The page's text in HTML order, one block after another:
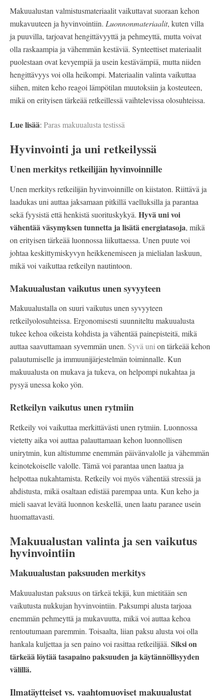
Makuualustan valmistusmateriaalit vaikuttavat suoraan kehon
mukavuuteen ja hyvinvointiin. Luonnonmateriaalit, kuten villa
ja puuvilla, tarjoavat hengittävyyttä ja pehmeyttä, mutta voivat
olla raskaampia ja vähemmän kestäviä. Synteettiset materiaalit
puolestaan ovat kevyempiä ja usein kestävämpiä, mutta niiden
hengittävyys voi olla heikompi. Materiaalin valinta vaikuttaa
siihen, miten keho reagoi lämpötilan muutoksiin ja kosteuteen,
mikä on erityisen tärkeää retkeillessä vaihtelevissa olosuhteissa.
Lue lisää: Paras makuualusta testissä
Hyvinvointi ja uni retkeilyssä
Unen merkitys retkeilijän hyvinvoinnille
Unen merkitys retkeilijän hyvinvoinnille on kiistaton. Riittävä ja
laadukas uni auttaa jaksamaan pitkillä vaelluksilla ja parantaa
sekä fyysistä että henkistä suorituskykyä. Hyvä uni voi
vähentää väsymyksen tunnetta ja lisätä energiatasoja, mikä
on erityisen tärkeää luonnossa liikuttaessa. Unen puute voi
johtaa keskittymiskyvyn heikkenemiseen ja mielialan laskuun,
mikä voi vaikuttaa retkeilyn nautintoon.
Makuualustan vaikutus unen syvyyteen
Makuualustalla on suuri vaikutus unen syvyyteen
retkeilyolosuhteissa. Ergonomisesti suunniteltu makuualusta
tukee kehoa oikeista kohdista ja vähentää painepisteitä, mikä
auttaa saavuttamaan syvemmän unen. Syvä union tärkeää kehon
palautumiselle ja immuunijärjestelmän toiminnalle. Kun
makuualusta on mukava ja tukeva, on helpompi nukahtaa ja
pysyä unessa koko yön.
Retkeilyn vaikutus unen rytmiin
Retkeily voi vaikuttaa merkittävästi unen rytmiin. Luonnossa
vietetty aika voi auttaa palauttamaan kehon luonnollisen
unirytmin, kun altistumme enemmän päivänvalolle ja vähemmän
keinotekoiselle valolle. Tämä voi parantaa unen laatua ja
helpottaa nukahtamista. Retkeily voi myös vähentää stressiä ja
ahdistusta, mikä osaltaan edistää parempaa unta. Kun keho ja
mieli saavat levätä luonnon keskellä, unen laatu paranee usein
huomattavasti.
Makuualustan valinta ja sen vaikutus
hyvinvointiin
Makuualustan paksuuden merkitys
Makuualustan paksuus on tärkeä tekijä, kun mietitään sen
vaikutusta nukkujan hyvinvointiin. Paksumpi alusta tarjoaa
enemmän pehmeyttä ja mukavuutta, mikä voi auttaa kehoa
rentoutumaan paremmin. Toisaalta, liian paksu alusta voi olla
hankala kuljettaa ja sen paino voi rasittaa retkeilijää. Siksi on
tärkeää löytää tasapaino paksuuden ja käytännöllisyyden
välillä.
Ilmatäytteiset vs. vaahtomuoviset makuualustat